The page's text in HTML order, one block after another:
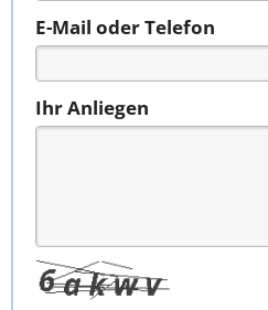
E-Mail oder Telefon
Ihr Anliegen